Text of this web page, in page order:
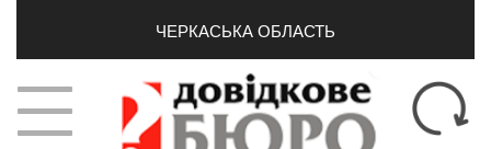
ЧЕРКАСЬКА ОБЛАСТЬ